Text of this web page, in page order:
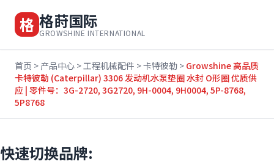
格 格莳国际
GROWSHINE INTERNATIONAL
首页 > 产品中心 >工程机械配件 >卡特彼勒 > Growshine 高品质
卡特彼勒 (Caterpillar) 3306 发动机水泵垫圈 水封 O形圈 优质供
应 | 零件号：3G-2720, 3G2720, 9H-0004, 9H0004, 5P-8768,
5P8768
快速切换品牌: